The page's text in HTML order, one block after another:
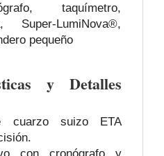
taquímetro,
Super-LumiNova®,
pequeño
y Detalles
cuarzo suizo ETA